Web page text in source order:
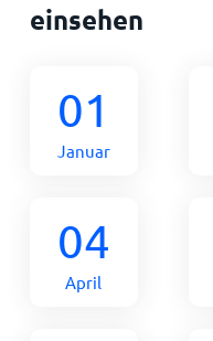
einsehen
01
Januar
04
April